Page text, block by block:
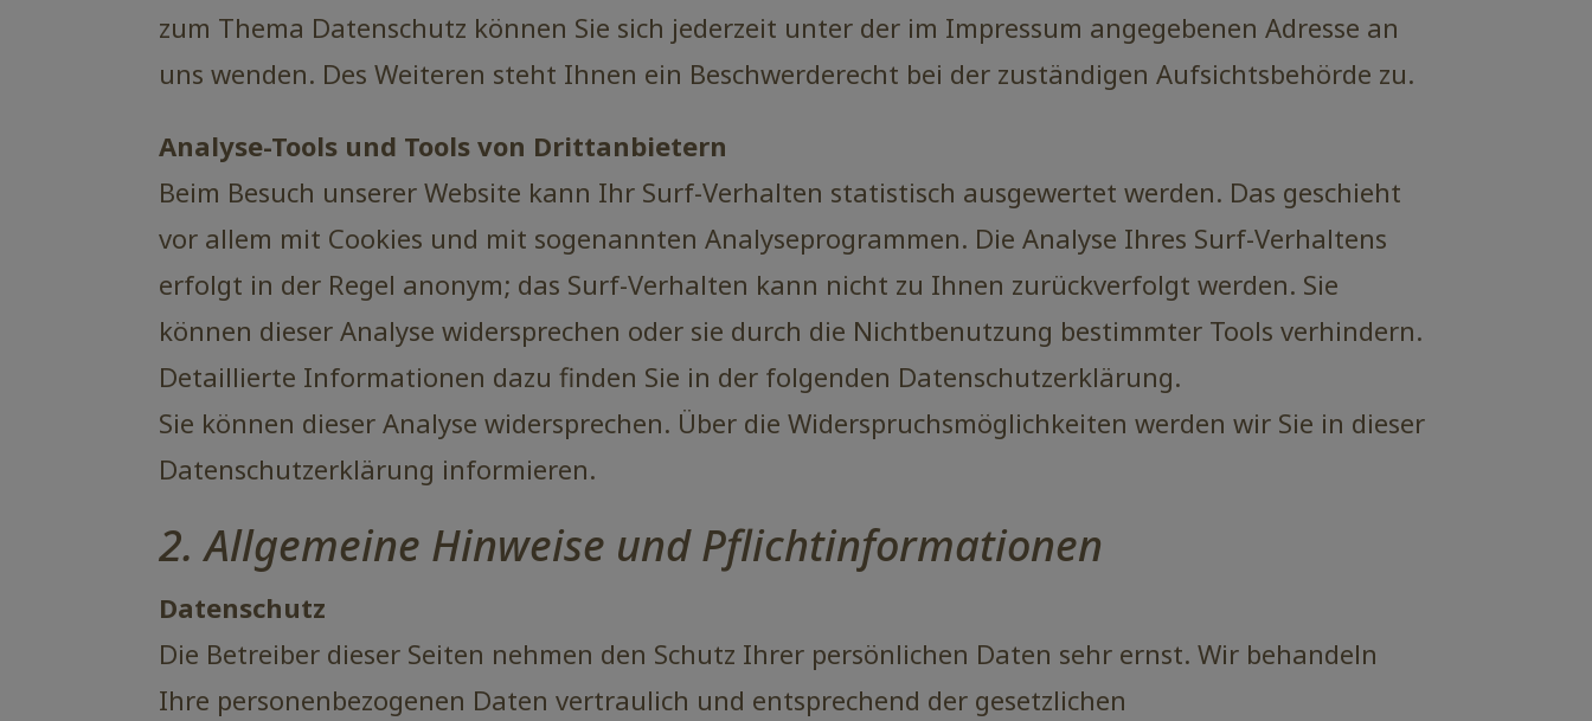
zum Thema Datenschutz können Sie sich jederzeit unter der im Impressum angegebenen Adresse an
uns wenden. Des Weiteren steht Ihnen ein Beschwerderecht bei der zuständigen Aufsichtsbehörde zu.
Analyse-Tools und Tools von Drittanbietern
Beim Besuch unserer Website kann Ihr Surf-Verhalten statistisch ausgewertet werden. Das geschieht
vor allem mit Cookies und mit sogenannten Analyseprogrammen. Die Analyse Ihres Surf-Verhaltens
erfolgt in der Regel anonym; das Surf-Verhalten kann nicht zu Ihnen zurückverfolgt werden. Sie
können dieser Analyse widersprechen oder sie durch die Nichtbenutzung bestimmter Tools verhindern.
Detaillierte Informationen dazu finden Sie in der folgenden Datenschutzerklärung.
Sie können dieser Analyse widersprechen. Über die Widerspruchsmöglichkeiten werden wir Sie in dieser
Datenschutzerklärung informieren.
2. Allgemeine Hinweise und Pflichtinformationen
Datenschutz
Die Betreiber dieser Seiten nehmen den Schutz Ihrer persönlichen Daten sehr ernst. Wir behandeln
Ihre personenbezogenen Daten vertraulich und entsprechend der gesetzlichen